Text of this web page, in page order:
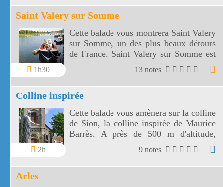
Saint Valery sur Somme
1h30
Cette balade vous montrera Saint Valery
sur Somme, un des plus beaux détours
de France. Saint Valery sur Somme est
un port de pêche et de plaisance sur
l'estuaire de la Somme.
13 notes
Colline inspirée
2h
Cette balade vous amènera sur la colline
de Sion, la colline inspirée de Maurice
Barrès. A près de 500 m d'altitude,
depuis la colline inspirée, vous
découvrirez des paysages de terre et de
ciel.
9 notes
Arles